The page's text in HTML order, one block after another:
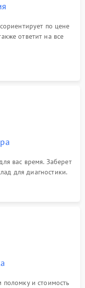
по цене
ответит на все
вас время. Заберет
для диагностики.
и стоимость